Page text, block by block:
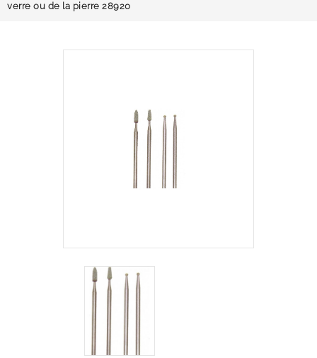
verre ou de la pierre 28920